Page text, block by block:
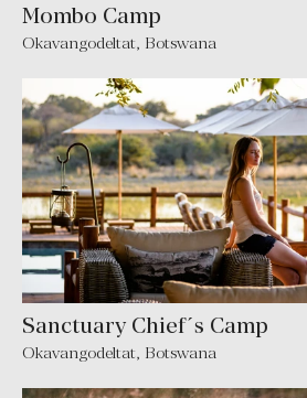
Mombo Camp
Okavangodeltat, Botswana
Sanctuary Chief´s Camp
Okavangodeltat, Botswana